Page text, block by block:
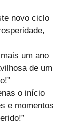
novo ciclo
um ano
de um
o início
e momentos